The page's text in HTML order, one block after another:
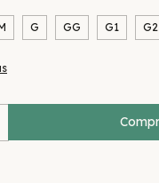
G GG G1 G2